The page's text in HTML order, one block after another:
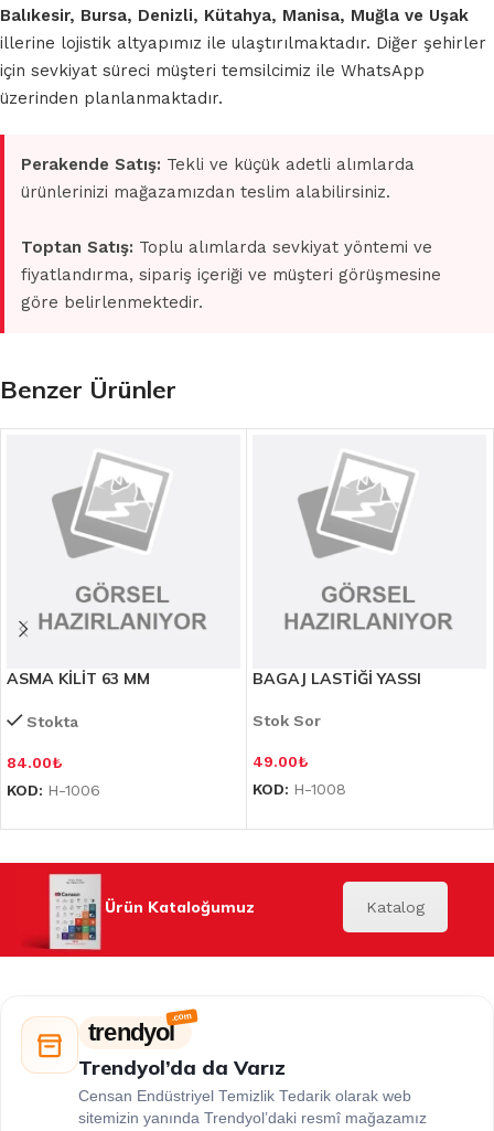
Balıkesir, Bursa, Denizli, Kütahya, Manisa, Muğla ve Uşak
illerine lojistik altyapımız ile ulaştırılmaktadır. Diğer şehirler
için sevkiyat süreci müşteri temsilcimiz ile WhatsApp
üzerinden planlanmaktadır.
Perakende Satış: Tekli ve küçük adetli alımlarda
ürünlerinizi mağazamızdan teslim alabilirsiniz.
Toptan Satış: Toplu alımlarda sevkiyat yöntemi ve
fiyatlandırma, sipariş içeriği ve müşteri görüşmesine
göre belirlenmektedir.
Benzer Ürünler
ASMA KİLİT 63 MM
Stokta
84.00₺
KOD: H-1006
BAGAJ LASTİĞİ YASSI
Stok Sor
49.00₺
KOD: H-1008
Ürün Kataloğumuz Katalog
trendyol
Trendyol’da da Varız
Censan Endüstriyel Temizlik Tedarik olarak web
sitemizin yanında Trendyol’daki resmî mağazamız